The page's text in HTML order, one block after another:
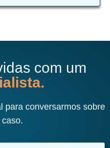
com um
para conversarmos sobre